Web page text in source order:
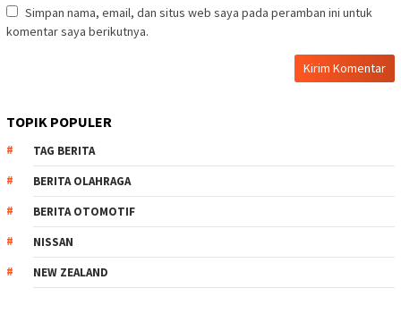
Simpan nama, email, dan situs web saya pada peramban ini untuk
komentar saya berikutnya.
TOPIK POPULER
TAG BERITA
BERITA OLAHRAGA
BERITA OTOMOTIF
NISSAN
NEW ZEALAND